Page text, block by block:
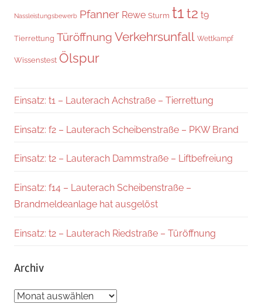
Nassleistungsbewerb Pfanner Rewe Sturm t1t2 t9
Tierrettung Türöffnung Verkehrsunfall Wettkampf
Wissenstest Ölspur
Einsatz: t1 – Lauterach Achstraße – Tierrettung
Einsatz: f2 – Lauterach Scheibenstraße – PKW Brand
Einsatz: t2 – Lauterach Dammstraße – Liftbefreiung
Einsatz: f14 – Lauterach Scheibenstraße –
Brandmeldeanlage hat ausgelöst
Einsatz: t2 – Lauterach Riedstraße – Türöffnung
Archiv
Archiv